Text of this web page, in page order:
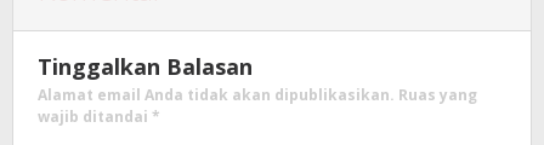
Tinggalkan Balasan
Alamat email Anda tidak akan dipublikasikan. Ruas yang
wajib ditandai *